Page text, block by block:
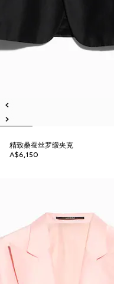
精致桑蚕丝罗缎夹克
A$6,150